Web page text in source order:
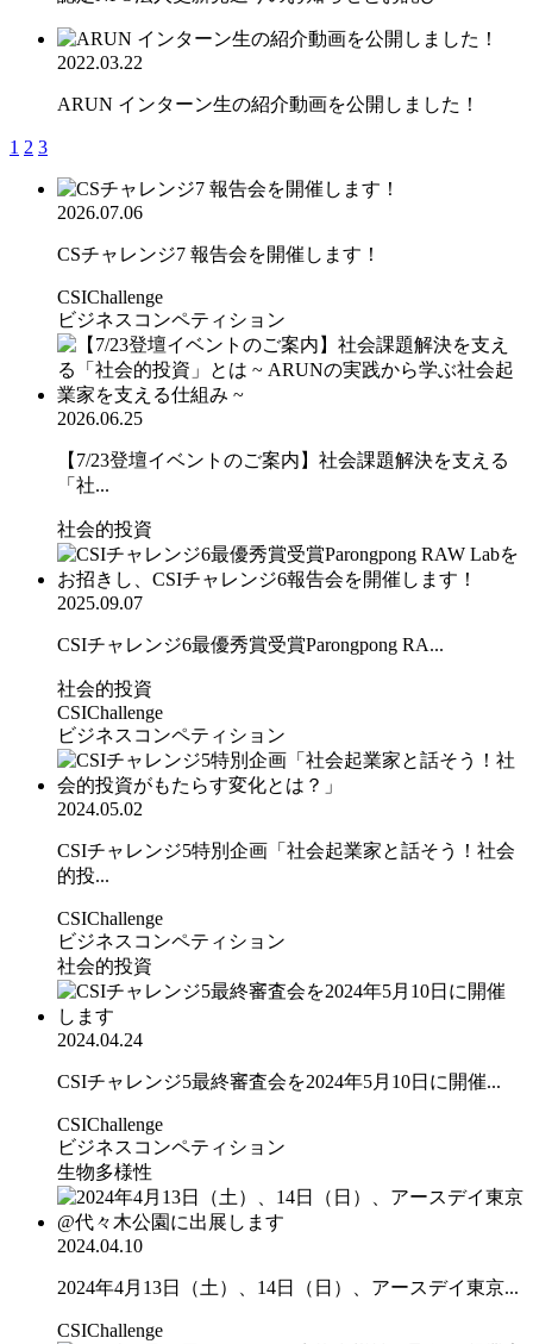
2022.03.22
ARUN インターン生の紹介動画を公開しました！
1 2 3
2026.07.06
CSチャレンジ7 報告会を開催します！
CSIChallenge
ビジネスコンペティション
2026.06.25
【7/23登壇イベントのご案内】社会課題解決を支える
「社...
社会的投資
2025.09.07
CSIチャレンジ6最優秀賞受賞Parongpong RA...
社会的投資
CSIChallenge
ビジネスコンペティション
2024.05.02
CSIチャレンジ5特別企画「社会起業家と話そう！社会
的投...
CSIChallenge
ビジネスコンペティション
社会的投資
2024.04.24
CSIチャレンジ5最終審査会を2024年5月10日に開催...
CSIChallenge
ビジネスコンペティション
生物多様性
2024.04.10
2024年4月13日（土）、14日（日）、アースデイ東京...
CSIChallenge